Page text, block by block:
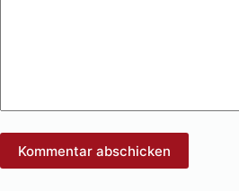
Kommentar abschicken